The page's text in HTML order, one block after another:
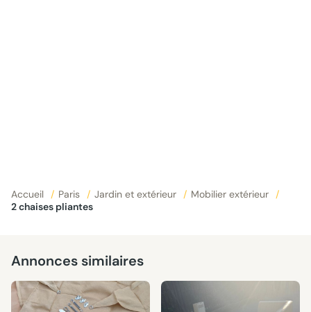
Accueil / Paris / Jardin et extérieur / Mobilier extérieur
/
2 chaises pliantes
Annonces similaires